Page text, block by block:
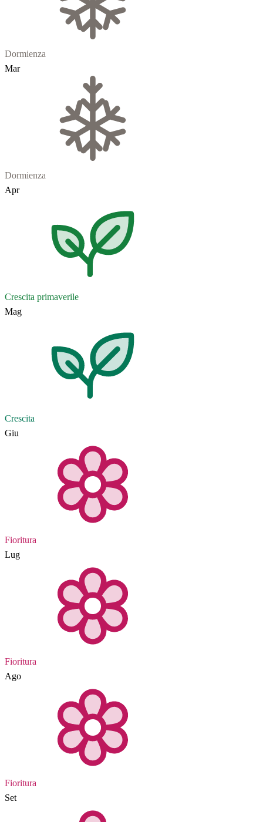
Dormienza
Mar
Dormienza
Apr
Crescita primaverile
Mag
Crescita
Giu
Fioritura
Lug
Fioritura
Ago
Fioritura
Set